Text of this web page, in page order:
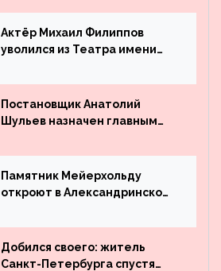
Актёр Михаил Филиппов
уволился из Театра имени
Постановщик Анатолий
Шульев назначен главным
Вахтангова
Памятник Мейерхольду
откроют в Александринском
Добился своего: житель
Санкт-Петербурга спустя